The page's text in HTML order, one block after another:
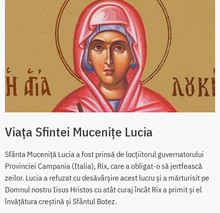
Viața Sfintei Mucenițe Lucia
Sfânta Muceniță Lucia a fost prinsă de locțiitorul guvernatorului
Provinciei Campania (Italia), Rix, care a obligat-o să jertfească
zeilor. Lucia a refuzat cu desăvârșire acest lucru și a mărturisit pe
Domnul nostru Iisus Hristos cu atât curaj încât Rix a primit și el
învățătura creștină și Sfântul Botez.